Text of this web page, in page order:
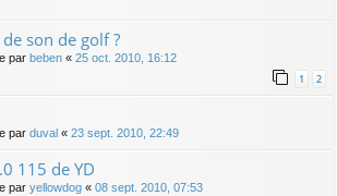
son de golf ?
par beben « 25 oct. 2010, 16:12
1 2
par duval « 23 sept. 2010, 22:49
115 de YD
par yellowdog « 08 sept. 2010, 07:53